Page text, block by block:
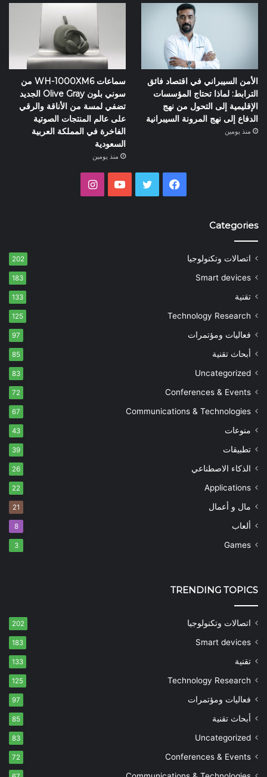
الأمن السيبراني في اقتصاد فائق
الترابط: لماذا تحتاج المؤسسات
الإقليمية إلى التحول من نهج
الدفاع إلى نهج المرونة السيبرانية
منذ يومين
سماعات WH-1000XM6 من
سوني بلون Olive Gray الجديد
تضفي لمسة من الأناقة والرقي
على عالم المنتجات الصوتية
الفاخرة في المملكة العربية
السعودية
منذ يومين
فيسبوك تويتر يوتيوبانستقرام
Categories
اتصالات وتكنولوجيا 202
Smart devices
183
تقنية 133
Technology Research
125
فعاليات ومؤتمرات 97
أبحاث تقنية 85
Uncategorized
83
Conferences & Events
72
Communications & Technologies
67
منوعات 43
تطبيقات 39
الذكاء الاصطناعي 26
Applications
22
مال و أعمال 21
ألعاب 8
Games
3
TRENDING TOPICS
اتصالات وتكنولوجيا 202
Smart devices
183
تقنية 133
Technology Research
125
فعاليات ومؤتمرات 97
أبحاث تقنية 85
Uncategorized
83
Conferences & Events
72